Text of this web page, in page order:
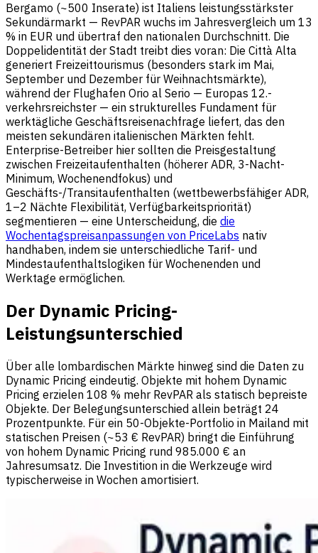
Bergamo (~500 Inserate) ist Italiens leistungsstärkster
Sekundärmarkt — RevPAR wuchs im Jahresvergleich um 13
% in EUR und übertraf den nationalen Durchschnitt. Die
Doppelidentität der Stadt treibt dies voran: Die Città Alta
generiert Freizeittourismus (besonders stark im Mai,
September und Dezember für Weihnachtsmärkte),
während der Flughafen Orio al Serio — Europas 12.-
verkehrsreichster — ein strukturelles Fundament für
werktägliche Geschäftsreisenachfrage liefert, das den
meisten sekundären italienischen Märkten fehlt.
Enterprise-Betreiber hier sollten die Preisgestaltung
zwischen Freizeitaufenthalten (höherer ADR, 3-Nacht-
Minimum, Wochenendfokus) und
Geschäfts-/Transitaufenthalten (wettbewerbsfähiger ADR,
1–2 Nächte Flexibilität, Verfügbarkeitspriorität)
segmentieren — eine Unterscheidung, die die
Wochentagspreisanpassungen von PriceLabs nativ
handhaben, indem sie unterschiedliche Tarif- und
Mindestaufenthaltslogiken für Wochenenden und
Werktage ermöglichen.
Der Dynamic Pricing-
Leistungsunterschied
Über alle lombardischen Märkte hinweg sind die Daten zu
Dynamic Pricing eindeutig. Objekte mit hohem Dynamic
Pricing erzielen 108 % mehr RevPAR als statisch bepreiste
Objekte. Der Belegungsunterschied allein beträgt 24
Prozentpunkte. Für ein 50-Objekte-Portfolio in Mailand mit
statischen Preisen (~53 € RevPAR) bringt die Einführung
von hohem Dynamic Pricing rund 985.000 € an
Jahresumsatz. Die Investition in die Werkzeuge wird
typischerweise in Wochen amortisiert.